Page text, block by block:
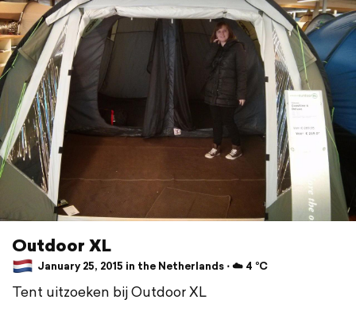
Outdoor XL
January 25, 2015 in the Netherlands ⋅ ☁️ 4 °C
Tent uitzoeken bij Outdoor XL